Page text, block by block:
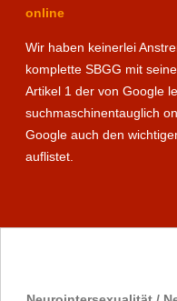
online
Wir haben keinerlei
komplette SBGG mit
Artikel 1 der von Google
suchmaschinentauglich
Google auch den
auflistet.